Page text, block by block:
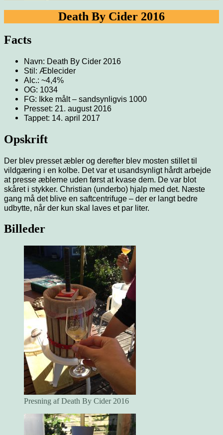
Death By Cider 2016
Facts
Navn: Death By Cider 2016
Stil: Æblecider
Alc.: ~4,4%
OG: 1034
FG: Ikke målt – sandsynligvis 1000
Presset: 21. august 2016
Tappet: 14. april 2017
Opskrift
Der blev presset æbler og derefter blev mosten stillet til
vildgæring i en kolbe. Det var et usandsynligt hårdt arbejde
at presse æblerne uden først at kvase dem. De var blot
skåret i stykker. Christian (underbo) hjalp med det. Næste
gang må det blive en saftcentrifuge – der er langt bedre
udbytte, når der kun skal laves et par liter.
Billeder
Presning af Death By Cider 2016